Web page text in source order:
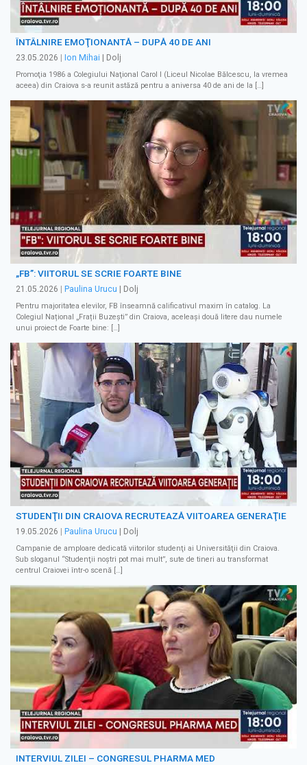
ÎNTÂLNIRE EMOŢIONANTĂ – DUPĂ 40 DE ANI
23.05.2026 Ion Mihai | Dolj
Promoţia 1986 a Colegiului Naţional Carol I (Liceul Nicolae Bălcescu, la vremea
aceea) din Craiova s-a reunit astăză pentru a aniversa 40 de ani de la […]
„FB”: VIITORUL SE SCRIE FOARTE BINE
21.05.2026 Paulina Urucu | Dolj
Pentru majoritatea elevilor, FB înseamnă calificativul maxim în catalog. La
Colegiul Național „Frații Buzești” din Craiova, aceleași două litere dau numele
unui proiect de Foarte bine: […]
STUDENŢII DIN CRAIOVA RECRUTEAZĂ VIITOAREA GENERAŢIE
19.05.2026 | Paulina Urucu | Dolj
Campanie de amploare dedicată viitorilor studenţi ai Universităţii din Craiova.
Sub sloganul “Studenţii noştri pot mai mult”, sute de tineri au transformat
centrul Craiovei într-o scenă […]
INTERVIUL ZILEI – CONGRESUL PHARMA MED